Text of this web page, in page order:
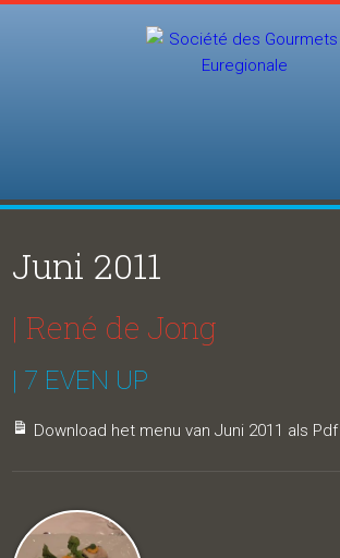
Juni 2011
| René de Jong
| 7 EVEN UP
Download het menu van Juni 2011 als Pdf